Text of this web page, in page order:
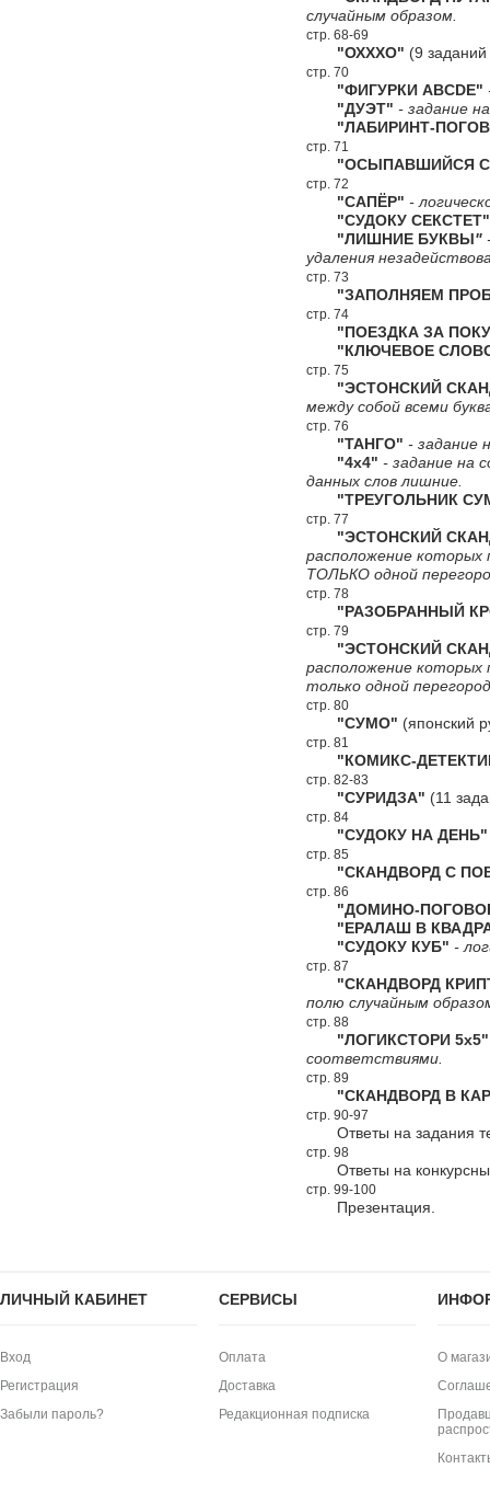
случайным образом.
стр. 68-69
"ОХХХО" (9
стр. 70
"ФИГУРКИ ABCDE"
"ДУЭТ" - задание
"ЛАБИРИНТ-
стр. 71
"ОСЫПАВШИЙСЯ
стр. 72
"САПЁР" -
"СУДОКУ СЕКСТЕТ"
"ЛИШНИЕ БУКВЫ"
удаления
стр. 73
"ЗАПОЛНЯЕМ
стр. 74
"ПОЕЗДКА ЗА
"КЛЮЧЕВОЕ
стр. 75
"ЭСТОНСКИЙ
между собой всеми
стр. 76
"ТАНГО" - задание
"4х4" - задание на
данных слов лишние.
"ТРЕУГОЛЬНИК
стр. 77
"ЭСТОНСКИЙ
расположение
ТОЛЬКО одной
стр. 78
"РАЗОБРАННЫЙ
стр. 79
"ЭСТОНСКИЙ
расположение
только одной
стр. 80
"СУМО" (японский
стр. 81
"КОМИКС-
стр. 82-83
"СУРИДЗА" (11
стр. 84
"СУДОКУ НА ДЕНЬ"
стр. 85
"СКАНДВОРД С
стр. 86
"ДОМИНО-
"ЕРАЛАШ В
"СУДОКУ КУБ" -
стр. 87
"СКАНДВОРД
полю случайным
стр. 88
"ЛОГИКСТОРИ 5х5"
соответствиями.
стр. 89
"СКАНДВОРД В
стр. 90-97
Ответы на задания
стр. 98
Ответы на
стр. 99-100
Презентация.
ЛИЧНЫЙ КАБИНЕТ
Вход
Регистрация
Забыли пароль?
СЕРВИСЫ
Оплата
Доставка
Редакционная подписка
О